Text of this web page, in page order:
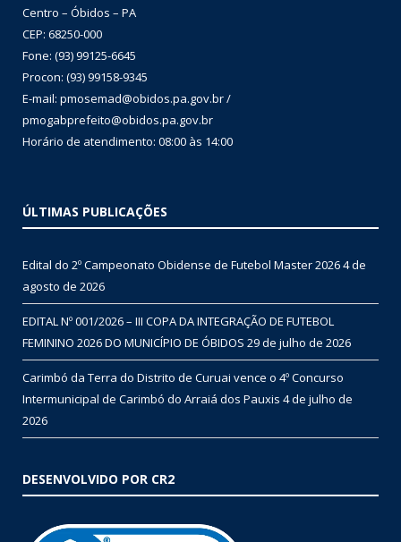
Centro – Óbidos – PA
CEP: 68250-000
Fone: (93) 99125-6645
Procon: (93) 99158-9345
E-mail: pmosemad@obidos.pa.gov.br /
pmogabprefeito@obidos.pa.gov.br
Horário de atendimento: 08:00 às 14:00
ÚLTIMAS PUBLICAÇÕES
Edital do 2º Campeonato Obidense de Futebol Master 20264 de
agosto de 2026
EDITAL Nº 001/2026 – III COPA DA INTEGRAÇÃO DE FUTEBOL
FEMININO 2026 DO MUNICÍPIO DE ÓBIDOS 29 de julho de 2026
Carimbó da Terra do Distrito de Curuai vence o 4º Concurso
Intermunicipal de Carimbó do Arraiá dos Pauxis 4 de julho de
2026
DESENVOLVIDO POR CR2